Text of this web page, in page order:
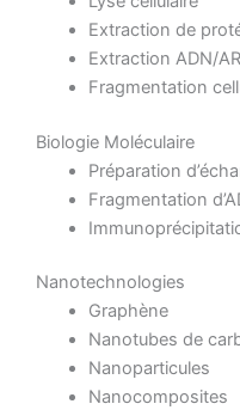
Extraction de
Extraction ADN/
Fragmentation
Biologie Moléculaire
Préparation
Fragmentation
Nanotechnologies
Graphène
Nanotubes de
Nanoparticules
Nanocomposites